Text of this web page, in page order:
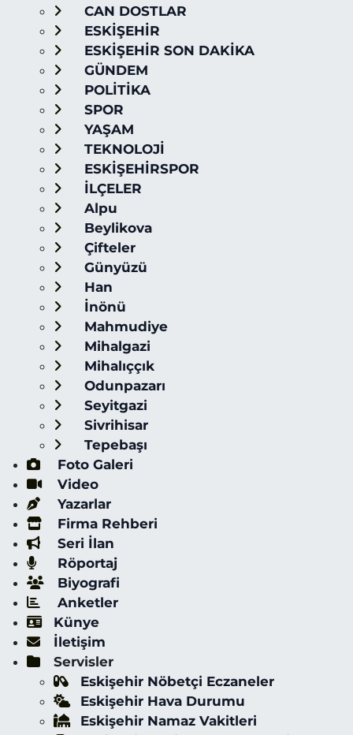
CAN DOSTLAR
ESKİŞEHİR
ESKİŞEHİR SON DAKİKA
GÜNDEM
POLİTİKA
SPOR
YAŞAM
TEKNOLOJİ
ESKİŞEHİRSPOR
İLÇELER
Alpu
Beylikova
Çifteler
Günyüzü
Han
İnönü
Mahmudiye
Mihalgazi
Mihalıççık
Odunpazarı
Seyitgazi
Sivrihisar
Tepebaşı
Foto Galeri
Video
Yazarlar
Firma Rehberi
Seri İlan
Röportaj
Biyografi
Anketler
Künye
İletişim
Servisler
Eskişehir Nöbetçi Eczaneler
Eskişehir Hava Durumu
Eskişehir Namaz Vakitleri